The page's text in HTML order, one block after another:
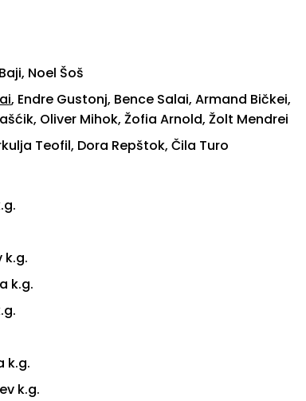
Noel Šoš
, Endre Gustonj, Bence Salai, Armand Bičkei,
Oliver Mihok, Žofia Arnold, Žolt Mendrei
Teofil, Dora Repštok, Čila Turo
k.g.
k.g.
k.g.
k.g.